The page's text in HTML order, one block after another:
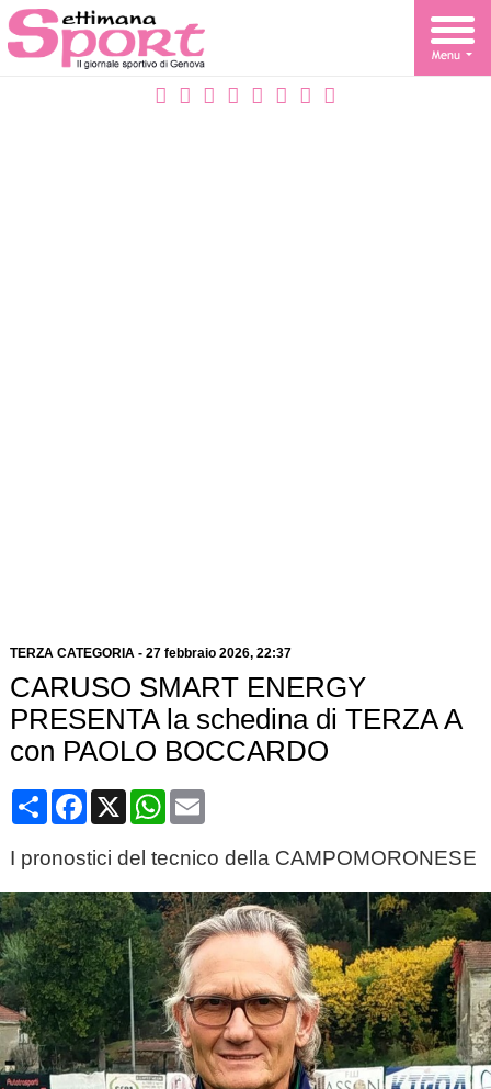
TERZA CATEGORIA- 27 febbraio 2026, 22:37
CARUSO SMART ENERGY
PRESENTA la schedina di TERZA A
con PAOLO BOCCARDO
CondividiFacebook
X WhatsApp
Email
I pronostici del tecnico della CAMPOMORONESE